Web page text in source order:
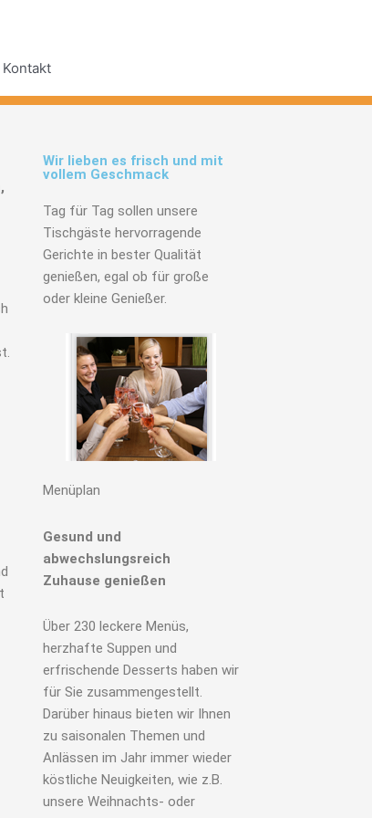
Kontakt
Wir lieben es frisch und mit
vollem Geschmack
Tag für Tag sollen unsere
Tischgäste hervorragende
Gerichte in bester Qualität
genießen, egal ob für große
oder kleine Genießer.
Menüplan
Gesund und
abwechslungsreich
Zuhause genießen
Über 230 leckere Menüs,
herzhafte Suppen und
erfrischende Desserts haben wir
für Sie zusammengestellt.
Darüber hinaus bieten wir Ihnen
zu saisonalen Themen und
Anlässen im Jahr immer wieder
köstliche Neuigkeiten, wie z.B.
unsere Weihnachts- oder